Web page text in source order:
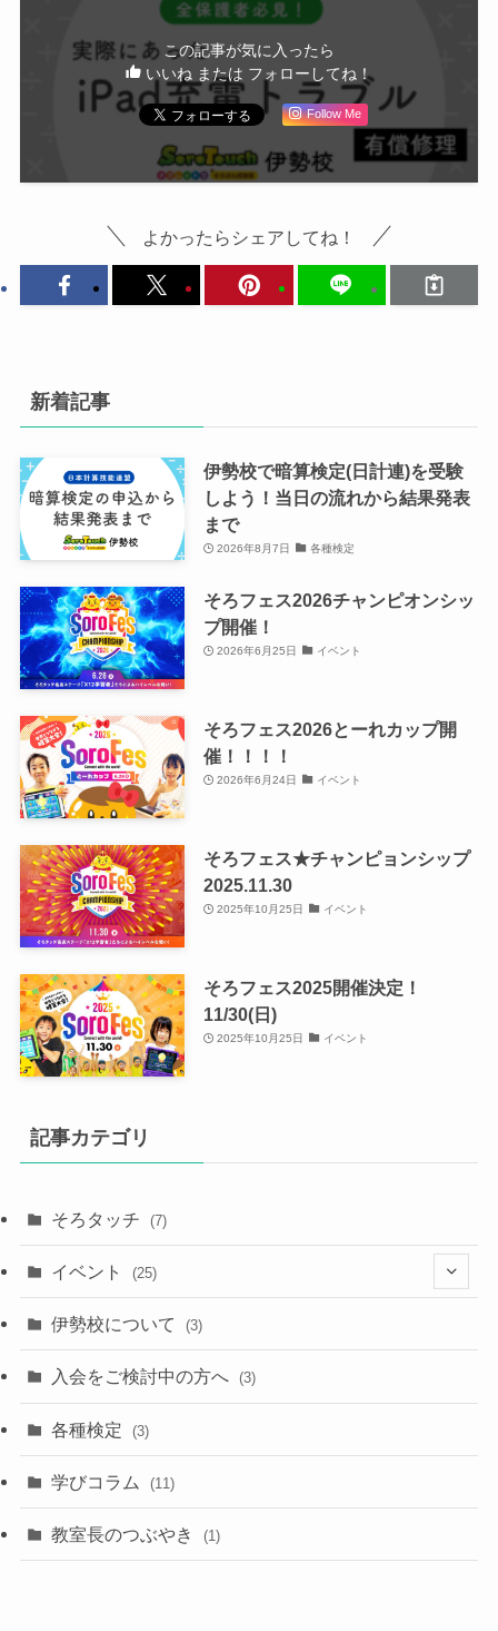
この記事が気に入ったら
いいね または フォローしてね！
Follow Me
よかったらシェアしてね！
新着記事
伊勢校で暗算検定(日計連)を受験
しよう！当日の流れから結果発表
まで
2026年8月7日 各種検定
そろフェス2026チャンピオンシッ
プ開催！
2026年6月25日 イベント
そろフェス2026とーれカップ開
催！！！！
2026年6月24日 イベント
そろフェス★チャンピョンシップ
2025.11.30
2025年10月25日 イベント
そろフェス2025開催決定！
11/30(日)
2025年10月25日 イベント
記事カテゴリ
そろタッチ (7)
イベント (25)
(9)
(8)
伊勢校について (3)
入会をご検討中の方へ (3)
各種検定 (3)
学びコラム (11)
教室長のつぶやき (1)